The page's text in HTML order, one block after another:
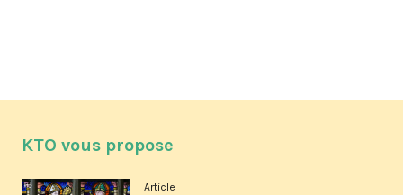
KTO vous propose
Article